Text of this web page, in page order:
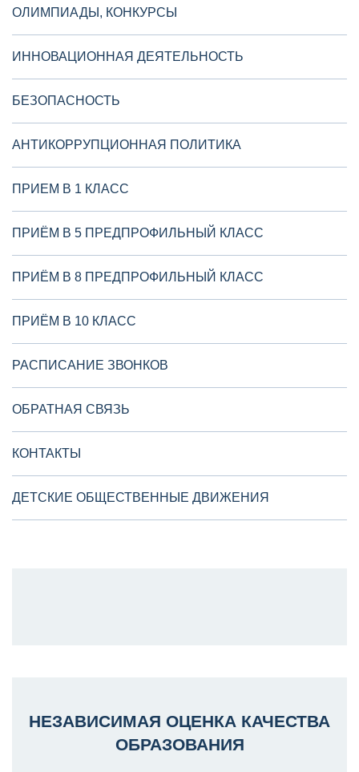
ОЛИМПИАДЫ, КОНКУРСЫ
ИННОВАЦИОННАЯ ДЕЯТЕЛЬНОСТЬ
БЕЗОПАСНОСТЬ
АНТИКОРРУПЦИОННАЯ ПОЛИТИКА
ПРИЕМ В 1 КЛАСС
ПРИЁМ В 5 ПРЕДПРОФИЛЬНЫЙ КЛАСС
ПРИЁМ В 8 ПРЕДПРОФИЛЬНЫЙ КЛАСС
ПРИЁМ В 10 КЛАСС
РАСПИСАНИЕ ЗВОНКОВ
ОБРАТНАЯ СВЯЗЬ
КОНТАКТЫ
ДЕТСКИЕ ОБЩЕСТВЕННЫЕ ДВИЖЕНИЯ
НЕЗАВИСИМАЯ ОЦЕНКА КАЧЕСТВА
ОБРАЗОВАНИЯ